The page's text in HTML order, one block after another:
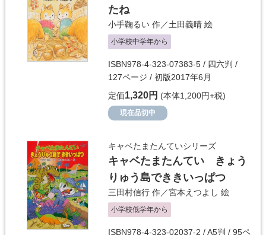
たね
小手鞠るい 作／土田義晴 絵
小学校中学年から
ISBN978-4-323-07383-5 / 四六判 /
127ページ / 初版2017年6月
定価1,320円 (本体1,200円+税)
現在品切中
キャベたまたんていシリーズ
キャベたまたんてい きょう
りゅう島でききいっぱつ
三田村信行 作／宮本えつよし 絵
小学校低学年から
ISBN978-4-323-02037-2 / A5判 / 95ペ